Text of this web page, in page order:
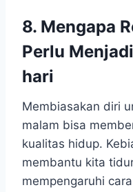
8. Mengapa
Perlu
hari
Membiasakan diri
malam bisa
kualitas hidup.
membantu kita
mempengaruhi